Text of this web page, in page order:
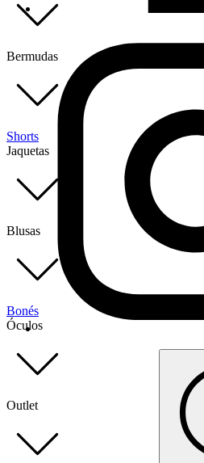
Bermudas
Shorts
Jaquetas
Blusas
Bonés
Óculos
Outlet